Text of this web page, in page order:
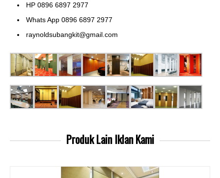
HP 0896 6897 2977
Whats App 0896 6897 2977
raynoldsubangkit@gmail.com
Produk LainIklan Kami